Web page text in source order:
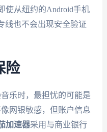
使从纽约的Android手机
线也不会出现安全验证
险
乐时，最担忧的可能是
网银敏感，但账户信息
加速器采用与商业银行